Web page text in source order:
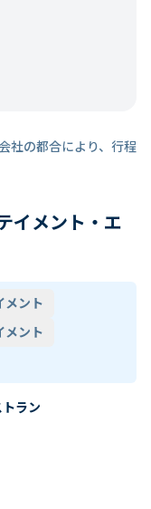
社の都合により、行程
イメント・エ
メント
メント
ラン